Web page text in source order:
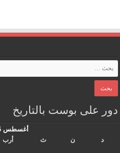
دور على بوست بالتاريخ
أغسطس 2026
د
ن ث أرب